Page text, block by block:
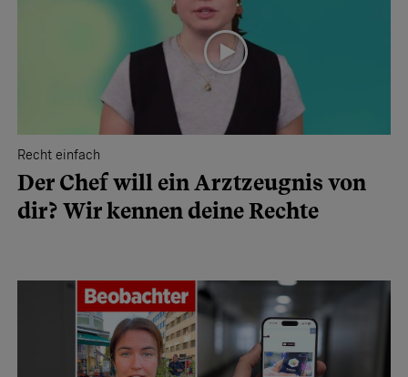
Recht einfach
Der Chef will ein Arztzeugnis von
dir? Wir kennen deine Rechte